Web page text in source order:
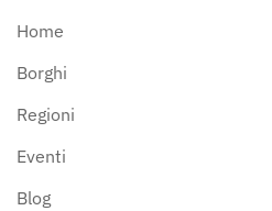
Home
Borghi
Regioni
Eventi
Blog